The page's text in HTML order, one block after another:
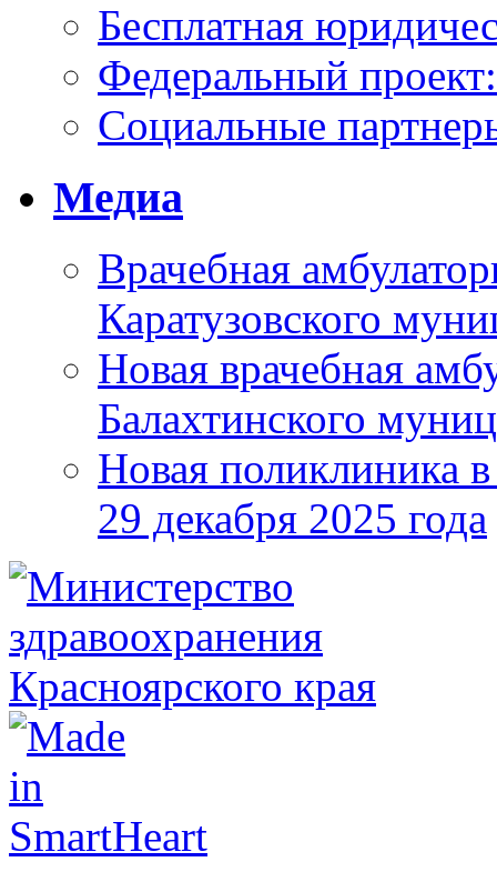
Бесплатная
Федеральный
Социальные
Медиа
Врачебная
Каратузовского
Новая врачебная
Балахтинского
Новая поликлиника
29 декабря 2025 года